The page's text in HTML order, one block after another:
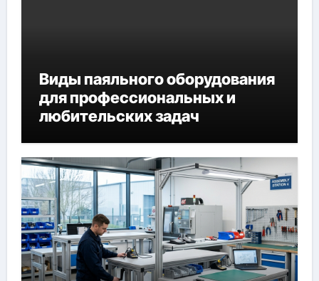
Виды паяльного оборудования
для профессиональных и
любительских задач